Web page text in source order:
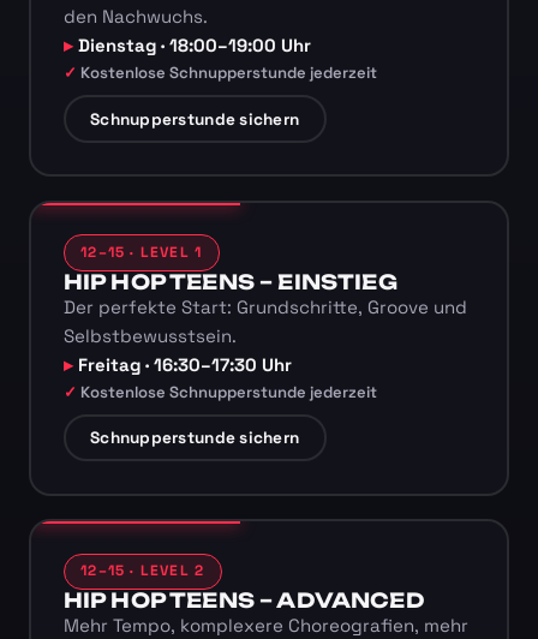
den Nachwuchs.
Dienstag · 18:00–19:00 Uhr
Kostenlose Schnupperstunde jederzeit
Schnupperstunde sichern
12–15 · LEVEL 1
HIP HOP TEENS – EINSTIEG
Der perfekte Start: Grundschritte, Groove und
Selbstbewusstsein.
Freitag · 16:30–17:30 Uhr
Kostenlose Schnupperstunde jederzeit
Schnupperstunde sichern
12–15 · LEVEL 2
HIP HOP TEENS – ADVANCED
Mehr Tempo, komplexere Choreografien, mehr